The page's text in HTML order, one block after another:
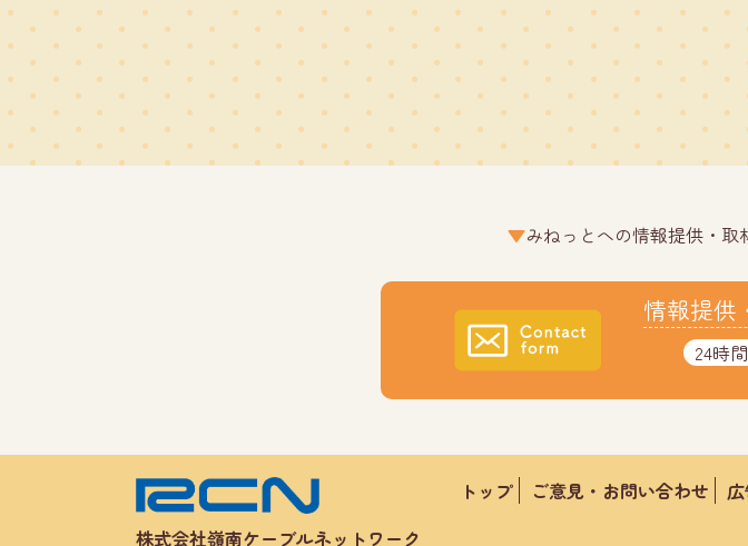
みねっとへの情報提供・
情報提供
24時
株式会社嶺南ケーブルネットワーク
トップ ご意見・お問い合わせ